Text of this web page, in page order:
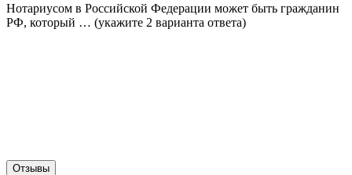
Нотариусом в Российской Федерации может быть гражданин
РФ, который … (укажите 2 варианта ответа)
Отзывы